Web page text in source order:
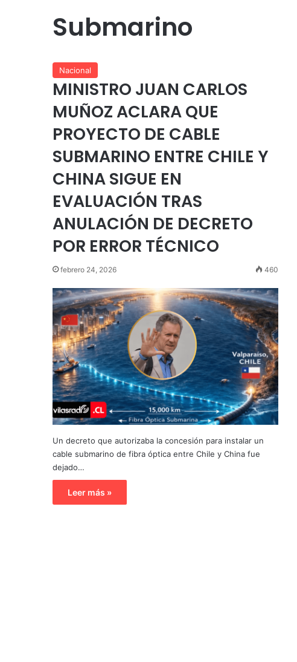
Submarino
Nacional
MINISTRO JUAN CARLOS
MUÑOZ ACLARA QUE
PROYECTO DE CABLE
SUBMARINO ENTRE CHILE Y
CHINA SIGUE EN
EVALUACIÓN TRAS
ANULACIÓN DE DECRETO
POR ERROR TÉCNICO
febrero 24, 2026 460
Un decreto que autorizaba la concesión para instalar un
cable submarino de fibra óptica entre Chile y China fue
dejado…
Leer más »